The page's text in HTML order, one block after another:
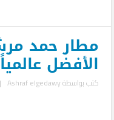
مطار حمد
الأفضل عالمياً
كتب بواسطةAshraf elgedawy
|